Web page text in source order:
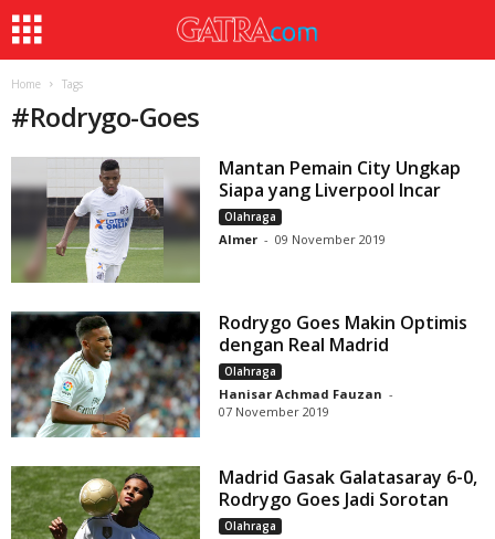
Home Tags
#Rodrygo-Goes
Mantan Pemain City Ungkap
Siapa yang Liverpool Incar
Olahraga
Almer - 09 November 2019
Rodrygo Goes Makin Optimis
dengan Real Madrid
Olahraga
Hanisar Achmad Fauzan -
07 November 2019
Madrid Gasak Galatasaray 6-0,
Rodrygo Goes Jadi Sorotan
Olahraga